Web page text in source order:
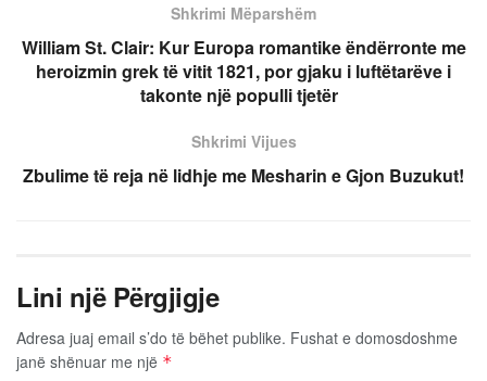
Shkrimi Mëparshëm
William St. Clair: Kur Europa romantike ëndërronte me
heroizmin grek të vitit 1821, por gjaku i luftëtarëve i
takonte një populli tjetër
Shkrimi Vijues
Zbulime të reja në lidhje me Mesharin e Gjon Buzukut!
Lini një Përgjigje
Adresa juaj email s’do të bëhet publike. Fushat e domosdoshme
janë shënuar me një *